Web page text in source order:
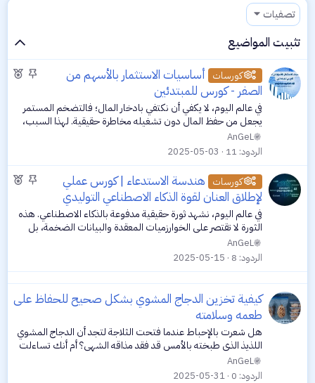
تصفيات
تثبيت المواضيع
م
ب
ت
م
م
ي
كورسات أساسيات الاستثمار بالأسهم من
الصفر - كورس للمبتدئين
في عالم اليوم، لا يكفي أن نكتفي بادخار المال؛ فالتضخم المستمر
يجعل من حفظ المال دون تشغيله مخاطرة حقيقية. لهذا السبب،
أصبح الاستثمار ضرورة، وليس رفاهية. ومن بين مجالات الاستثمار
الأكثر شعبية...
AnGeL
الردود 11
2025-05-03
م
ب
ت
م
م
ي
ز
كورسات هندسة الاستدعاء | كورس عملي
لإطلاق العنان لقوة الذكاء الاصطناعي التوليدي
في عالم اليوم، نشهد ثورة حقيقية مدفوعة بالذكاء الاصطناعي. هذه
الثورة لا تقتصر على الخوارزميات المعقدة والبيانات الضخمة، بل
تتجسد أيضًا في قوة الكلمات. نعم، الكلمات! فمن خلال فن توجيه
هذه الكلمات...
AnGeL
الردود 8
2025-05-15
كيفية تخزين الدجاج المشوي بشكل صحيح للحفاظ على
طعمه وسلامته
هل شعرت بالإحباط عندما فتحت الثلاجة لتجد أن الدجاج المشوي
اللذيذ الذي طبخته بالأمس قد فقد مذاقه الشهي؟ أم أنك تساءلت
عما إذا كان آمنًا للأكل بعد عدة أيام من التخزين؟ تخزين الدجاج
المشوي بشكل صحيح...
AnGeL
الردود 0
2025-05-31